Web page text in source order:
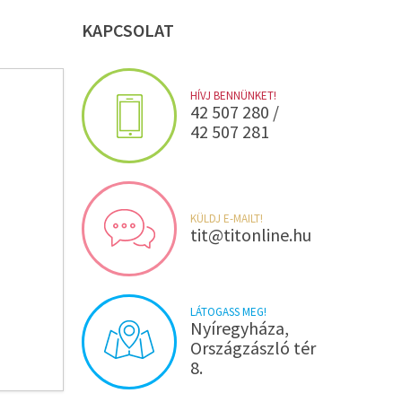
KAPCSOLAT
HÍVJ BENNÜNKET!
42 507 280 /
42 507 281
KÜLDJ E-MAILT!
tit@titonline.hu
LÁTOGASS MEG!
Nyíregyháza,
Országzászló tér
8.